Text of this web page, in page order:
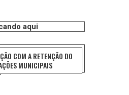
aqui
COM A RETENÇÃO DO
MUNICIPAIS